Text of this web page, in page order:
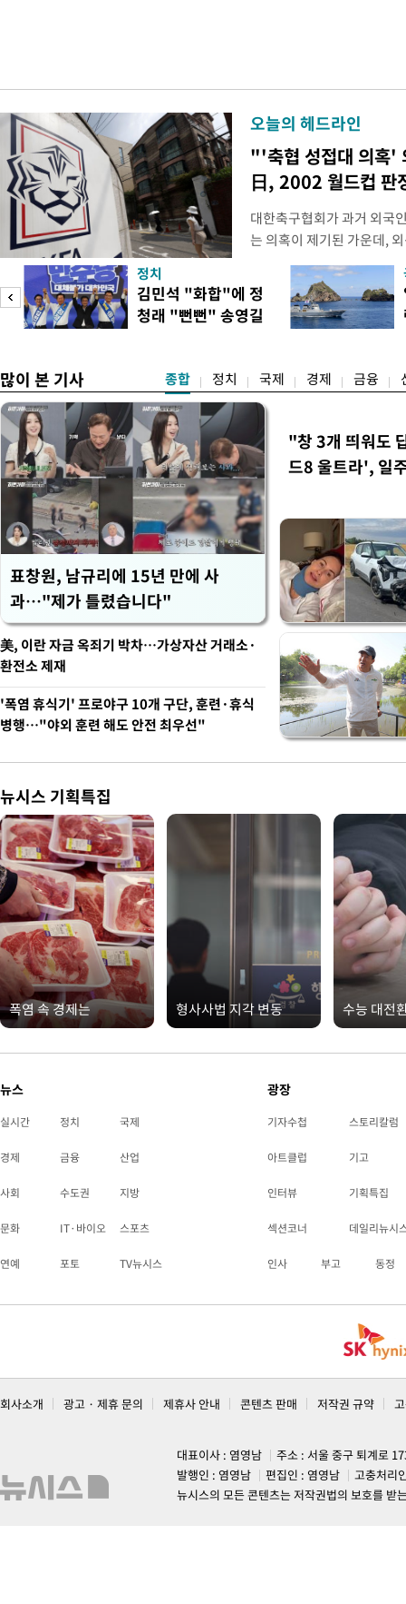
오늘의 헤드라인
"'축협 성접대 의혹'
日, 2002 월드컵 판
대한축구협회가 과거 외국
는 의혹이 제기된 가운데,
도하면서 파장이 커지고
광부가 2016년 작성한 감
2011년 3월부터 2012년 3
에 참여한 외국인 심판들에
정치
김민석 "화합"에 정
청래 "뻔뻔" 송영길
많이 본 기사 종합 정치 국제 경제 금융
표창원, 남규리에 15년 만에 사
과…"제가 틀렸습니다"
"창 3개 띄워도
드8 울트라', 일
美, 이란 자금 옥죄기 박차…가상자산 거래소·
환전소 제재
'폭염 휴식기' 프로야구 10개 구단, 훈련·휴식
병행…"야외 훈련 해도 안전 최우선"
뉴시스 기획특집
폭염 속 경제는 형사사법 지각 변동 수능 대전
뉴스
실시간 정치 국제
경제 금융 산업
사회 수도권 지방
문화 IT·바이오 스포츠
연예 포토 TV뉴시스
광장
기자수첩 스토리칼럼
아트클럽 기고
인터뷰 기획특집
섹션코너 데일리뉴시
인사 부고 동정
회사소개 광고 · 제휴 문의 제휴사 안내 콘텐츠 판매 저작권 규약
대표이사 : 염영남
주소 : 서울 중구 퇴계로
발행인 : 염영남
편집인 : 염영남
고충처리
뉴시스의 모든 콘텐츠는 저작권법의 보호를